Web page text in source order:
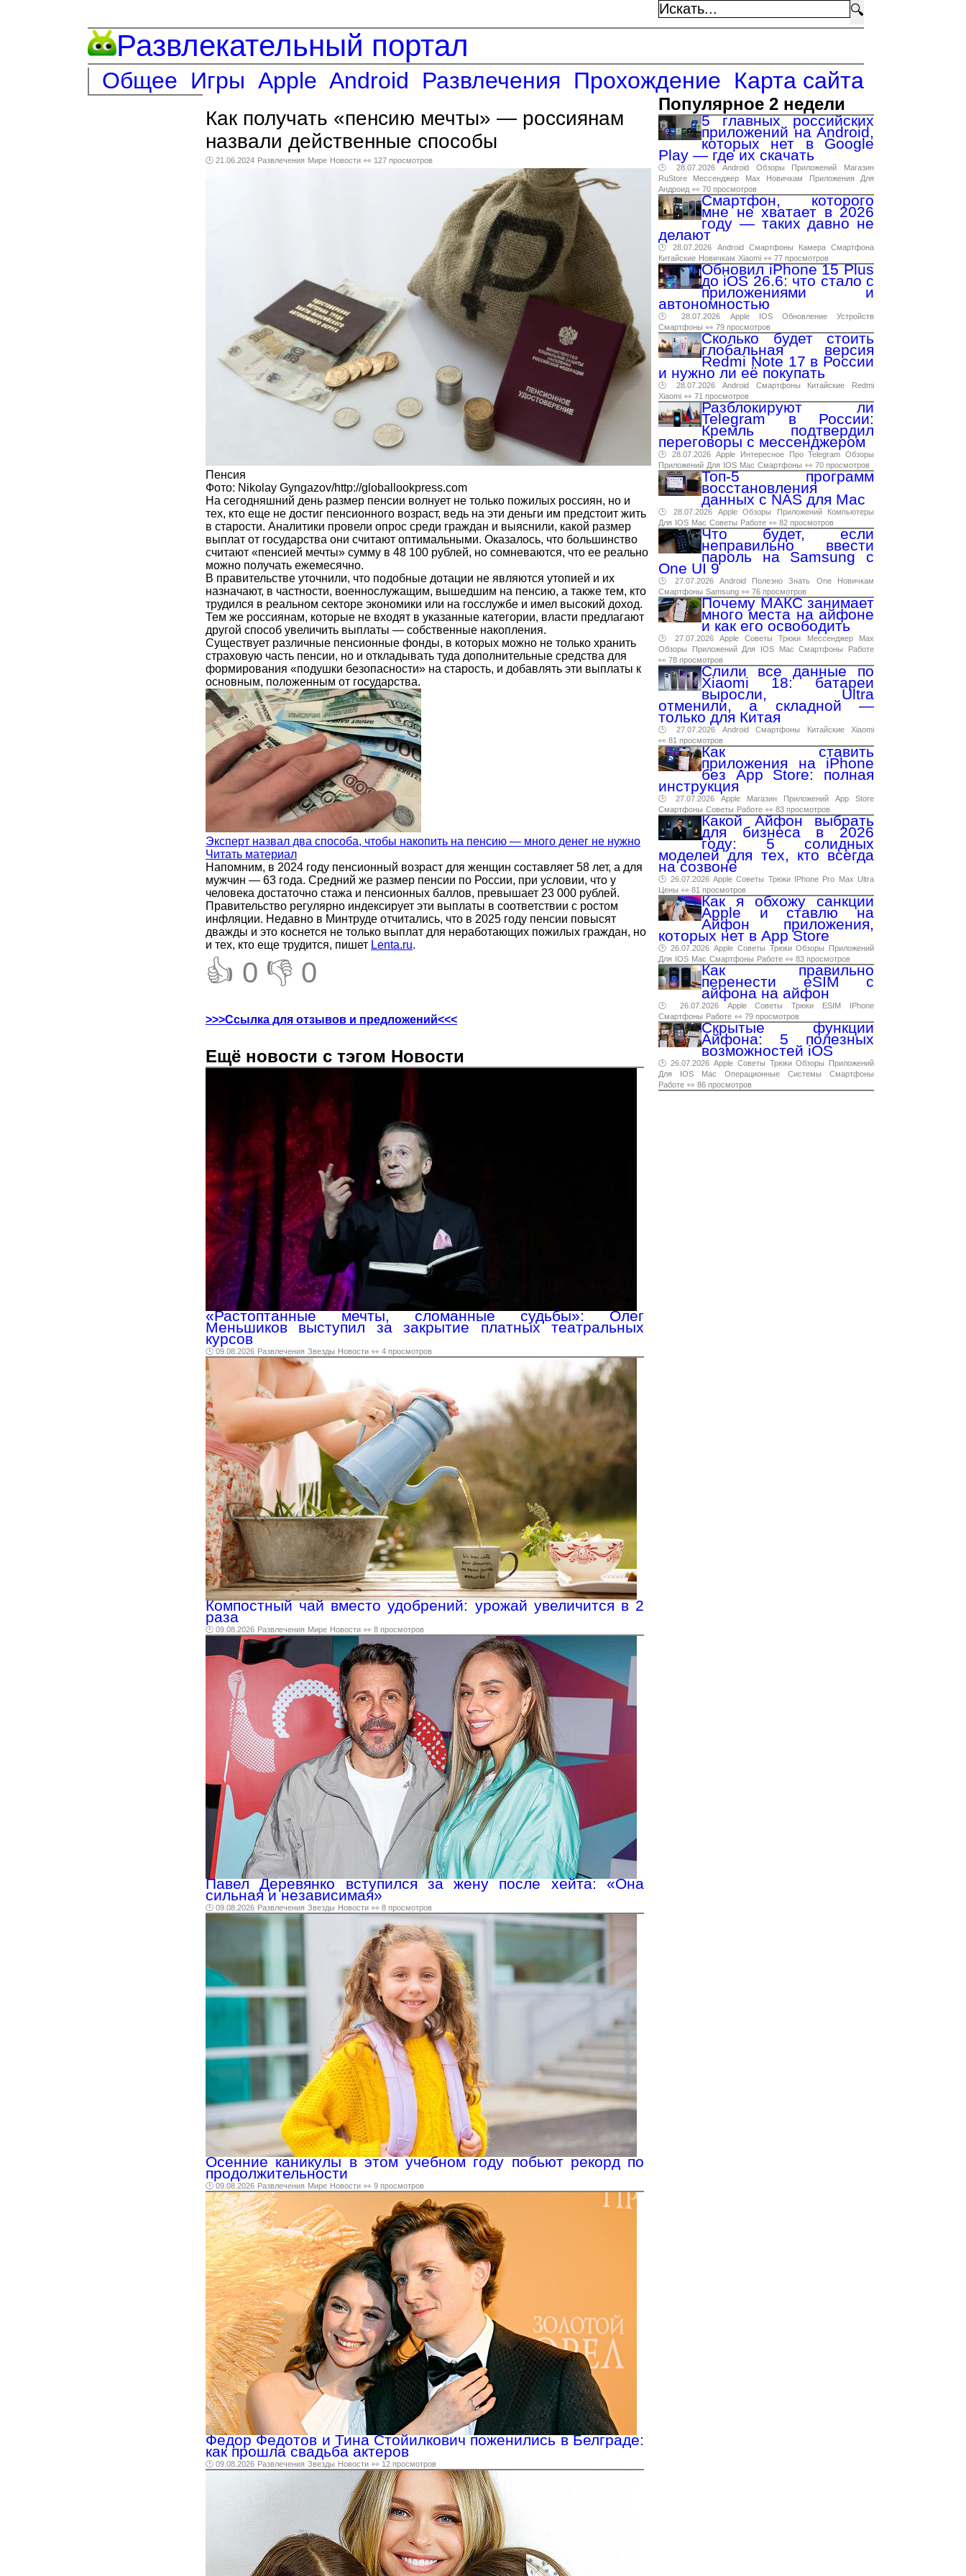
🔍
Развлекательный портал
Общее Игры Apple Android Развлечения Прохождение Карта сайта
Как получать «пенсию мечты» — россиянам
назвали действенные способы
🕑 21.06.2024 Развлечения Мире Новости 👀 127 просмотров
Пенсия
Фото: Nikolay Gyngazov/http://globallookpress.com
На сегодняшний день размер пенсии волнует не только пожилых россиян, но и
тех, кто еще не достиг пенсионного возраст, ведь на эти деньги им предстоит жить
в старости. Аналитики провели опрос среди граждан и выяснили, какой размер
выплат от государства они считают оптимальными. Оказалось, что большинство
считают «пенсией мечты» сумму в 48 100 рублей, но сомневаются, что ее реально
можно получать ежемесячно.
В правительстве уточнили, что подобные дотации не являются утопией и их
назначают, в частности, военнослужащим, вышедшим на пенсию, а также тем, кто
трудился в реальном секторе экономики или на госслужбе и имел высокий доход.
Тем же россиянам, которые не входят в указанные категории, власти предлагают
другой способ увеличить выплаты — собственные накопления.
Существует различные пенсионные фонды, в которых можно не только хранить
страховую часть пенсии, но и откладывать туда дополнительные средства для
формирования «подушки безопасности» на старость, и добавлять эти выплаты к
основным, положенным от государства.
Эксперт назвал два способа, чтобы накопить на пенсию — много денег не нужно
Читать материал
Напомним, в 2024 году пенсионный возраст для женщин составляет 58 лет, а для
мужчин — 63 года. Средний же размер пенсии по России, при условии, что у
человека достаточно стажа и пенсионных баллов, превышает 23 000 рублей.
Правительство регулярно индексирует эти выплаты в соответствии с ростом
инфляции. Недавно в Минтруде отчитались, что в 2025 году пенсии повысят
дважды и это коснется не только выплат для неработающих пожилых граждан, но
и тех, кто еще трудится, пишет Lenta.ru.
👍 0 👎 0
>>>Ссылка для отзывов и предложений<<<
Ещё новости с тэгом Новости
«Растоптанные мечты, сломанные судьбы»: Олег
Меньшиков выступил за закрытие платных театральных
курсов
🕑 09.08.2026 Развлечения Звезды Новости 👀 4 просмотров
Компостный чай вместо удобрений: урожай увеличится в 2
раза
🕑 09.08.2026 Развлечения Мире Новости 👀 8 просмотров
Павел Деревянко вступился за жену после хейта: «Она
сильная и независимая»
🕑 09.08.2026 Развлечения Звезды Новости 👀 8 просмотров
Осенние каникулы в этом учебном году побьют рекорд по
продолжительности
🕑 09.08.2026 Развлечения Мире Новости 👀 9 просмотров
Федор Федотов и Тина Стойилкович поженились в Белграде:
как прошла свадьба актеров
🕑 09.08.2026 Развлечения Звезды Новости 👀 12 просмотров
Популярное 2 недели
5 главных российских
приложений на Android,
которых нет в Google
Play — где их скачать
🕑 28.07.2026 Android Обзоры Приложений
Магазин
RuStore
Мессенджер Max Новичкам Приложения
Для
Андроид 👀 70 просмотров
Смартфон, которого
мне не хватает в 2026
году — таких давно не
делают
🕑 28.07.2026 Android Смартфоны Камера Смартфона
Китайские Новичкам Xiaomi 👀 77 просмотров
Обновил iPhone 15 Plus
до iOS 26.6: что стало с
приложениями и
автономностью
🕑 28.07.2026 Apple IOS Обновление
Устройств
Смартфоны 👀 79 просмотров
Сколько будет стоить
глобальная версия
Redmi Note 17 в России
и нужно ли её покупать
🕑 28.07.2026 Android Смартфоны Китайские
Redmi
Xiaomi 👀 71 просмотров
Разблокируют ли
Telegram в России:
Кремль подтвердил
переговоры с мессенджером
🕑 28.07.2026 Apple Интересное Про Telegram Обзоры
Приложений Для IOS Mac Смартфоны 👀 70 просмотров
Топ-5 программ
восстановления
данных с NAS для Mac
🕑 28.07.2026 Apple Обзоры Приложений
Компьютеры
Для IOS Mac Советы Работе 👀 82 просмотров
Что будет, если
неправильно ввести
пароль на Samsung с
One UI 9
🕑 27.07.2026 Android Полезно Знать One
Новичкам
Смартфоны Samsung 👀 76 просмотров
Почему МАКС занимает
много места на айфоне
и как его освободить
🕑 27.07.2026 Apple Советы Трюки Мессенджер
Max
Обзоры
Приложений Для IOS Mac Смартфоны
Работе
👀 78 просмотров
Слили все данные по
Xiaomi 18: батареи
выросли, Ultra
отменили, а складной —
только для Китая
🕑 27.07.2026 Android Смартфоны Китайские
Xiaomi
👀 81 просмотров
Как ставить
приложения на iPhone
без App Store: полная
инструкция
🕑 27.07.2026 Apple Магазин Приложений App
Store
Смартфоны Советы Работе 👀 83 просмотров
Какой Айфон выбрать
для бизнеса в 2026
году: 5 солидных
моделей для тех, кто всегда
на созвоне
🕑 26.07.2026 Apple Советы Трюки IPhone Pro Max Ultra
Цены 👀 81 просмотров
Как я обхожу санкции
Apple и ставлю на
Айфон приложения,
которых нет в App Store
🕑 26.07.2026 Apple Советы Трюки Обзоры
Приложений
Для IOS Mac Смартфоны Работе 👀 83 просмотров
Как правильно
перенести eSIM с
айфона на айфон
🕑 26.07.2026 Apple Советы Трюки ESIM
IPhone
Смартфоны Работе 👀 79 просмотров
Скрытые функции
Айфона: 5 полезных
возможностей iOS
🕑 26.07.2026 Apple Советы Трюки Обзоры
Приложений
Для
IOS Mac Операционные Системы
Смартфоны
Работе 👀 86 просмотров